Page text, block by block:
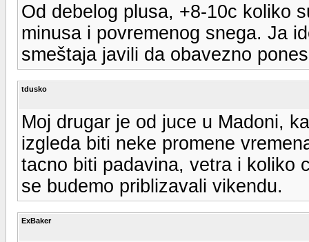
Od debelog plusa, +8-10c koliko
minusa i povremenog snega. Ja
smeštaja javili da obavezno
tdusko
Moj drugar je od juce u Madoni,
izgleda biti neke promene
tacno biti padavina, vetra i koliko
se budemo priblizavali vikendu.
ExBaker